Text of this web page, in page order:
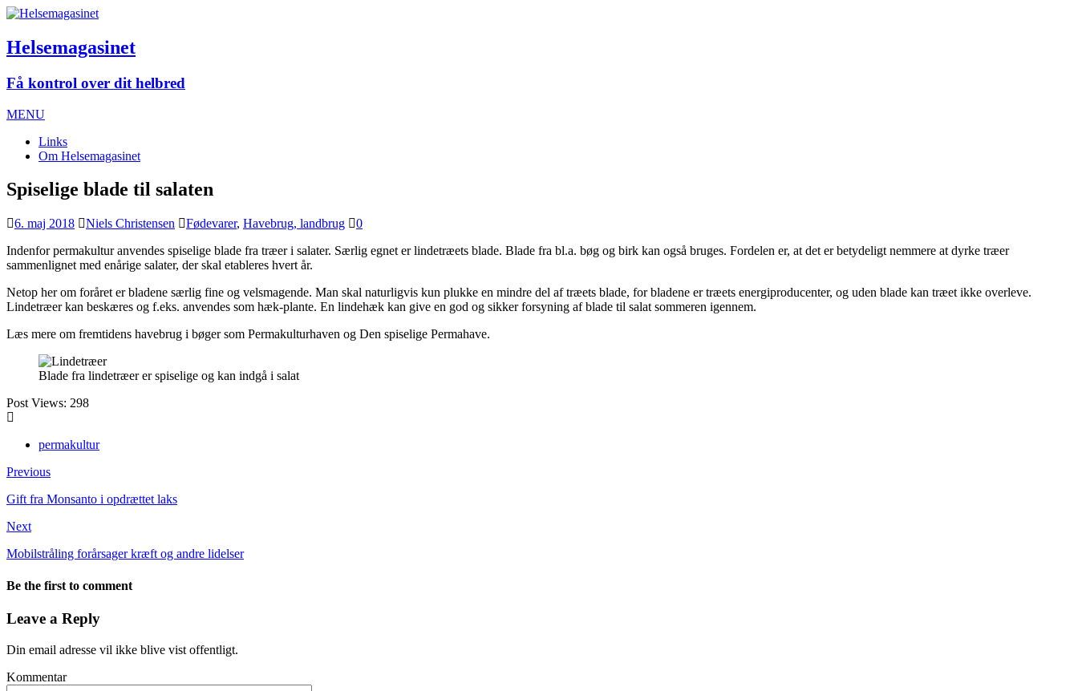
Helsemagasinet
Få kontrol over dit helbred
MENU
Links
Om Helsemagasinet
Spiselige blade til salaten
6. maj 2018 Niels Christensen Fødevarer, Havebrug, landbrug
0
Indenfor permakultur anvendes spiselige blade fra træer i salater. Særlig egnet er lindetræets blade. Blade fra bl.a. bøg og birk kan også bruges. Fordelen er, at det er betydeligt nemmere at dyrke træer
sammenlignet med enårige salater, der skal etableres hvert år.
Netop her om foråret er bladene særlig fine og velsmagende. Man skal naturligvis kun plukke en mindre del af træets blade, for bladene er træets energiproducenter, og uden blade kan træet ikke overleve.
Lindetræer kan beskæres og f.eks. anvendes som hæk-plante. En lindehæk kan give en god og sikker forsyning af blade til salat sommeren igennem.
Læs mere om fremtidens havebrug i bøger som Permakulturhaven og Den spiselige Permahave.
Blade fra lindetræer er spiselige og kan indgå i salat
Post Views: 298
permakultur
Previous
Gift fra Monsanto i opdrættet laks
Next
Mobilstråling forårsager kræft og andre lidelser
Be the first to comment
Leave a Reply
Din email adresse vil ikke blive vist offentligt.
Kommentar